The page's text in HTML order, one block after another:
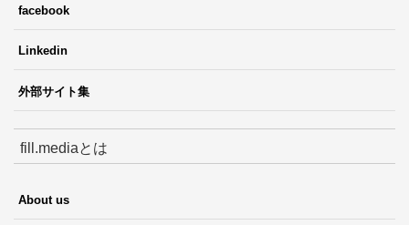
facebook
Linkedin
外部サイト集
fill.mediaとは
About us